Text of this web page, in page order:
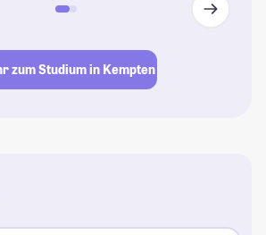
zum Studium in Kempten